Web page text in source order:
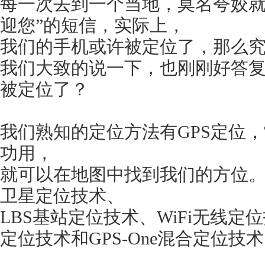
每一次去到一个当地，莫名夸姣
迎您”的短信，实际上，
我们的手机或许被定位了，那么
我们大致的说一下，也刚刚好答
被定位了？
我们熟知的定位方法有GPS定位
功用，
就可以在地图中找到我们的方位
卫星定位技术、
LBS基站定位技术、WiFi无线定
定位技术和GPS-One混合定位技